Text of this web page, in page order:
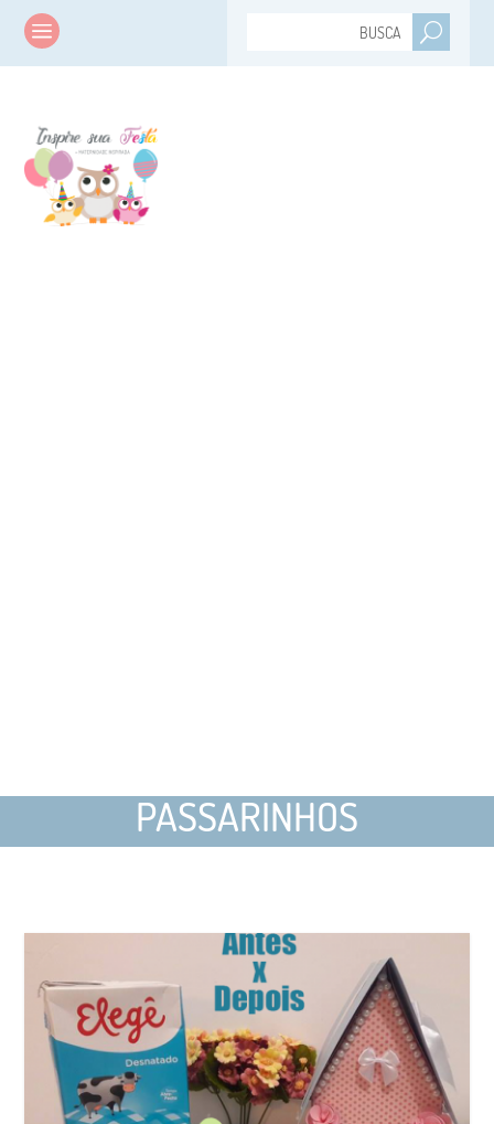
PASSARINHOS